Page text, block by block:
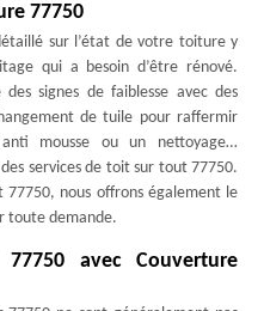
77750
sur l’état de votre toiture y
qui a besoin d’être rénové.
signes de faiblesse avec des
de tuile pour raffermir
mousse ou un nettoyage…
services de toit sur tout 77750.
nous offrons également le
toute demande.
avec Couverture